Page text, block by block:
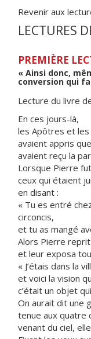
Revenir aux
LECTURES
PREMIÈRE
« Ainsi donc,
conversion qui
Lecture du livre
En ces jours-là,
les Apôtres et
avaient appris
avaient reçu la
Lorsque Pierre
ceux qui étaient
en disant :
« Tu es entré
circoncis,
et tu as mangé
Alors Pierre
et leur exposa
« J’étais dans la
et voici la vision
c’était un objet
On aurait dit une
tenue aux quatre
venant du ciel,